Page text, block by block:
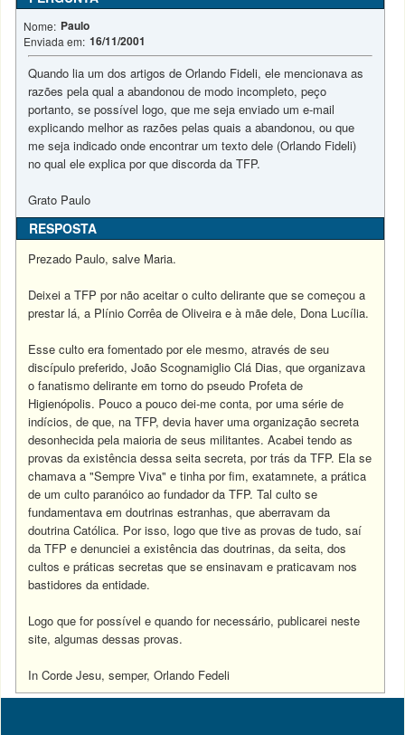
Nome: Paulo
Enviada em: 16/11/2001
Quando lia um dos artigos de Orlando Fideli, ele mencionava as
razões pela qual a abandonou de modo incompleto, peço
portanto, se possível logo, que me seja enviado um e-mail
explicando melhor as razões pelas quais a abandonou, ou que
me seja indicado onde encontrar um texto dele (Orlando Fideli)
no qual ele explica por que discorda da TFP.
Grato Paulo
RESPOSTA
Prezado Paulo, salve Maria.
Deixei a TFP por não aceitar o culto delirante que se começou a
prestar lá, a Plínio Corrêa de Oliveira e à mãe dele, Dona Lucília.
Esse culto era fomentado por ele mesmo, através de seu
discípulo preferido, João Scognamiglio Clá Dias, que organizava
o fanatismo delirante em torno do pseudo Profeta de
Higienópolis. Pouco a pouco dei-me conta, por uma série de
indícios, de que, na TFP, devia haver uma organização secreta
desonhecida pela maioria de seus militantes. Acabei tendo as
provas da existência dessa seita secreta, por trás da TFP. Ela se
chamava a "Sempre Viva" e tinha por fim, exatamnete, a prática
de um culto paranóico ao fundador da TFP. Tal culto se
fundamentava em doutrinas estranhas, que aberravam da
doutrina Católica. Por isso, logo que tive as provas de tudo, saí
da TFP e denunciei a existência das doutrinas, da seita, dos
cultos e práticas secretas que se ensinavam e praticavam nos
bastidores da entidade.
Logo que for possível e quando for necessário, publicarei neste
site, algumas dessas provas.
In Corde Jesu, semper, Orlando Fedeli